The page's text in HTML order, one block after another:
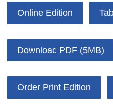
Online Edition
Download PDF (5MB)
Order Print Edition